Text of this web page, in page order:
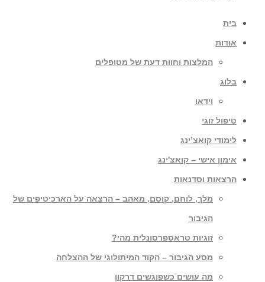
בית
אודות
המלצות וחוות דעת של מטופלים
בלוג
וידאו
טיפול זוגי
לימודי קואצ’ינג
אימון אישי – קואצ'ינג
הרצאות וסדנאות
מלך, לוחם, קוסם, מאהב – הרצאה על הארכיטיפים של
הגיבור
זוגיות טראספרסונלית מהי?
מסע הגיבור – הקוד המיתולוגי של ההצלחה
מה עושים כשפוגשים דרקון